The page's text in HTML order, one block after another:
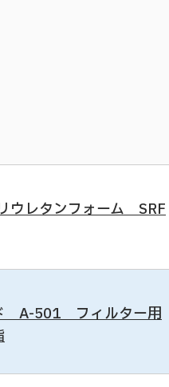
ウレタンフォーム SRF
A-501 フィルター用